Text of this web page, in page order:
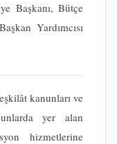
Başkanı, Bütçe
Yardımcısı
kanunları ve
yer alan
hizmetlerine